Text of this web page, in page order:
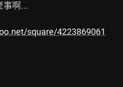
事啊...
square/4223869061